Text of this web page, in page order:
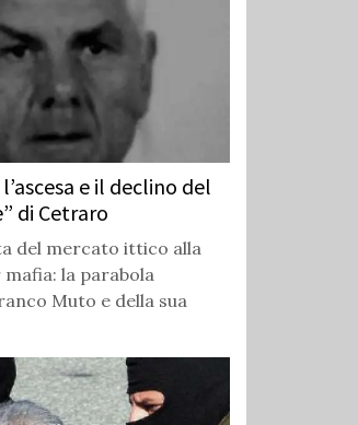
e il declino del
di Cetraro
del mercato ittico alla
la parabola
Muto e della sua